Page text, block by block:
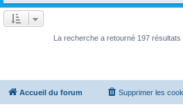
La recherche a retourné 197 résultats
Accueil du forum Supprimer les